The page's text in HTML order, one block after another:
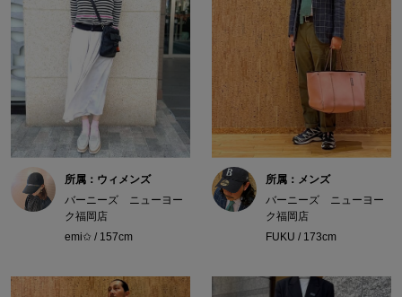
所属：ウィメンズ
バーニーズ ニューヨー
ク福岡店
emi✩ / 157cm
所属：メンズ
バーニーズ ニューヨー
ク福岡店
FUKU / 173cm